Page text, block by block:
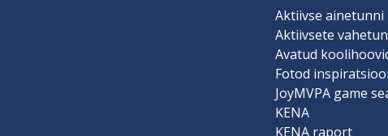
Aktiivse ainetunni
Aktiivsete
Avatud
Fotod
JoyMVPA game
KENA
KENA raport